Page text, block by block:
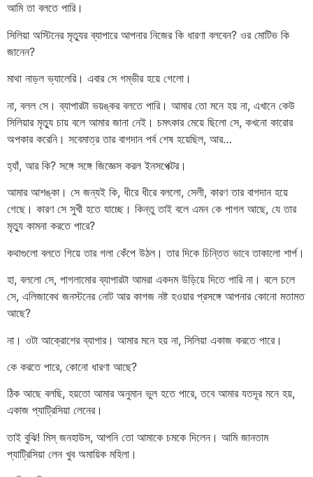
আমি তা বলতে পারি।
সিলিয়া অস্টিনের মৃত্যুর ব্যাপারে আপনার নিজের কি ধারণা বলবেন? ওর মোটিভ কি
জানেন?
মাথা নাড়ল ভ্যালেরি। এবার সে গম্ভীর হয়ে গেলো।
না, বলল সে। ব্যাপারটা ভয়ঙ্কর বলতে পারি। আমার তো মনে হয় না, এখানে কেউ
সিলিয়ার মৃত্যু চায় বলে আমার জানা নেই। চমৎকার মেয়ে ছিলো সে, কখনো কারোর
অপকার করেনি। সবেমাত্র তার বাগদান পর্ব শেষ হয়েছিল, আর…
হ্যাঁ, আর কি? সঙ্গে সঙ্গে জিজ্ঞেস করল ইনসপেক্টর।
আমার আশঙ্কা। সে জন্যই কি, ধীরে ধীরে বললো, সেলী, কারণ তার বাগদান হয়ে
গেছে। কারণ সে সুখী হতে যাচ্ছে। কিন্তু তাই বলে এমন কে পাগল আছে, যে তার
মৃত্যু কামনা করতে পারে?
কথাগুলো বলতে গিয়ে তার গলা কেঁপে উঠল। তার দিকে চিন্তিত ভাবে তাকালো শার্প।
হা, বললো সে, পাগলামোর ব্যাপারটা আমরা একদম উড়িয়ে দিতে পারি না। বলে চলে
সে, এলিজাবেথ জনস্টনের নোট আর কাগজ নষ্ট হওয়ার প্রসঙ্গে আপনার কোনো মতামত
আছে?
না। ওটা আক্রোশের ব্যাপার। আমার মনে হয় না, সিলিয়া একাজ করতে পারে।
কে করতে পারে, কোনো ধারণা আছে?
ঠিক আছে বলছি, হয়তো আমার অনুমান ভুল হতে পারে, তবে আমার যতদূর মনে হয়,
একাজ প্যাট্রিসিয়া লেনের।
তাই বুঝি! মিস্ জনহাউস, আপনি তো আমাকে চমকে দিলেন। আমি জানতাম
প্যাট্রিসিয়া লেন খুব অমায়িক মহিলা।